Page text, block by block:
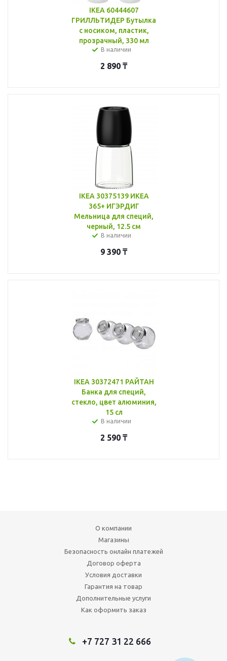
IKEA 60444607
ГРИЛЛЬТИДЕР Бутылка
с носиком, пластик,
прозрачный, 330 мл
В наличии
2 890 ₸
IKEA 30375139 ИКЕА
365+ ИГЭРДИГ
Мельница для специй,
черный, 12.5 см
В наличии
9 390 ₸
IKEA 30372471 РАЙТАН
Банка для специй,
стекло, цвет алюминия,
15 сл
В наличии
2 590 ₸
О компании
Магазины
Безопасность онлайн платежей
Договор оферта
Условия доставки
Гарантия на товар
Дополнительные услуги
Как оформить заказ
+7 727 31 22 666